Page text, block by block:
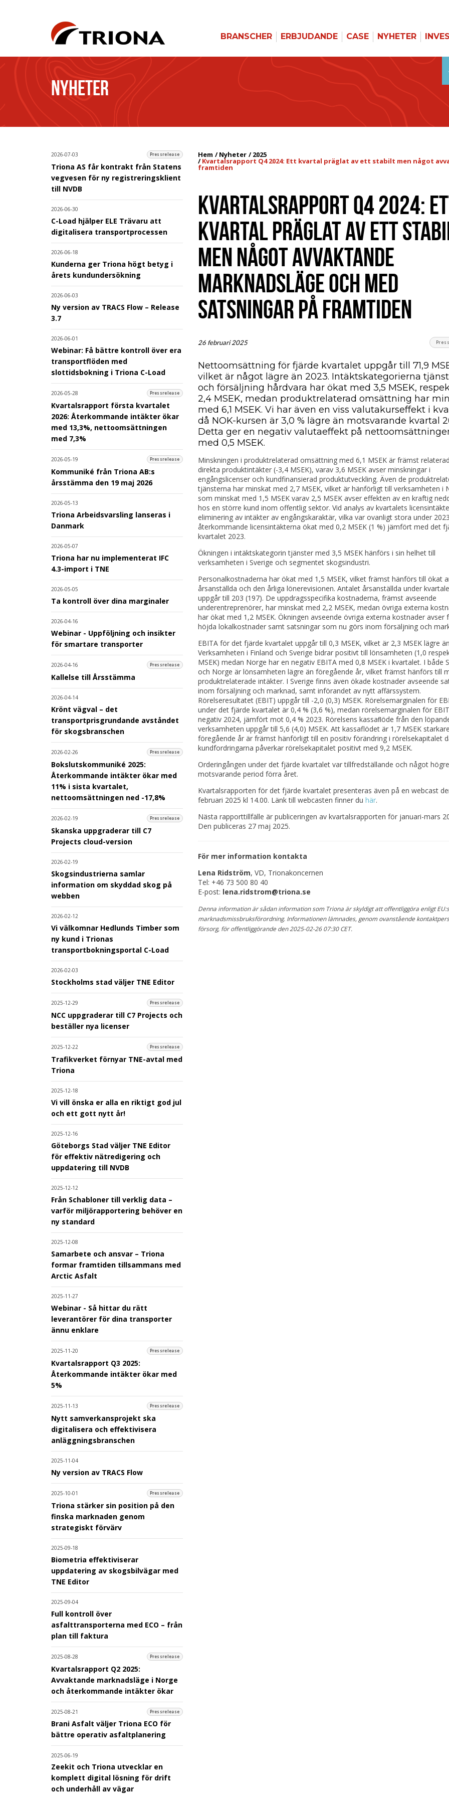
BRANSCHER ERBJUDANDE CASE NYHETER
NYHETER
2026-07-03 Pressrelease
Triona AS får kontrakt från Statens
vegvesen för ny registreringsklient
till NVDB
2026-06-30
C-Load hjälper ELE Trävaru att
digitalisera transportprocessen
2026-06-18
Kunderna ger Triona högt betyg i
årets kundundersökning
2026-06-03
Ny version av TRACS Flow – Release
3.7
2026-06-01
Webinar: Få bättre kontroll över era
transportflöden med
slottidsbokning i Triona C-Load
2026-05-28 Pressrelease
Kvartalsrapport första kvartalet
2026: Återkommande intäkter ökar
med 13,3%, nettoomsättningen
med 7,3%
2026-05-19 Pressrelease
Kommuniké från Triona AB:s
årsstämma den 19 maj 2026
2026-05-13
Triona Arbeidsvarsling lanseras i
Danmark
2026-05-07
Triona har nu implementerat IFC
4.3-import i TNE
2026-05-05
Ta kontroll över dina marginaler
2026-04-16
Webinar - Uppföljning och insikter
för smartare transporter
2026-04-16 Pressrelease
Kallelse till Årsstämma
2026-04-14
Krönt vägval – det
transportprisgrundande avståndet
för skogsbranschen
2026-02-26 Pressrelease
Bokslutskommuniké 2025:
Återkommande intäkter ökar med
11% i sista kvartalet,
nettoomsättningen ned -17,8%
2026-02-19 Pressrelease
Skanska uppgraderar till C7
Projects cloud-version
2026-02-19
Skogsindustrierna samlar
information om skyddad skog på
webben
2026-02-12
Vi välkomnar Hedlunds Timber som
ny kund i Trionas
transportbokningsportal C-Load
2026-02-03
Stockholms stad väljer TNE Editor
2025-12-29 Pressrelease
NCC uppgraderar till C7 Projects och
beställer nya licenser
2025-12-22 Pressrelease
Trafikverket förnyar TNE-avtal med
Triona
2025-12-18
Vi vill önska er alla en riktigt god jul
och ett gott nytt år!
2025-12-16
Göteborgs Stad väljer TNE Editor
för effektiv nätredigering och
uppdatering till NVDB
2025-12-12
Från Schabloner till verklig data –
varför miljörapportering behöver en
ny standard
2025-12-08
Samarbete och ansvar – Triona
formar framtiden tillsammans med
Arctic Asfalt
2025-11-27
Webinar - Så hittar du rätt
leverantörer för dina transporter
ännu enklare
2025-11-20 Pressrelease
Kvartalsrapport Q3 2025:
Återkommande intäkter ökar med
5%
2025-11-13 Pressrelease
Nytt samverkansprojekt ska
digitalisera och effektivisera
anläggningsbranschen
2025-11-04
Ny version av TRACS Flow
2025-10-01 Pressrelease
Triona stärker sin position på den
finska marknaden genom
strategiskt förvärv
2025-09-18
Biometria effektiviserar
uppdatering av skogsbilvägar med
TNE Editor
2025-09-04
Full kontroll över
asfalttransporterna med ECO – från
plan till faktura
2025-08-28 Pressrelease
Kvartalsrapport Q2 2025:
Avvaktande marknadsläge i Norge
och återkommande intäkter ökar
2025-08-21 Pressrelease
Brani Asfalt väljer Triona ECO för
bättre operativ asfaltplanering
2025-06-19
Zeekit och Triona utvecklar en
komplett digital lösning för drift
och underhåll av vägar
Hem Nyheter 2025
Kvartalsrapport Q4 2024: Ett kvartal präglat av ett stabilt men något
framtiden
KVARTALSRAPPORT Q4 2024:
KVARTAL PRÄGLAT AV ETT
MEN NÅGOT AVVAKTANDE
MARKNADSLÄGE OCH MED
SATSNINGAR PÅ FRAMTIDEN
26 februari 2025
Nettoomsättning för fjärde kvartalet uppgår till 71,9
vilket är något lägre än 2023. Intäktskategorierna
och försäljning hårdvara har ökat med 3,5 MSEK,
2,4 MSEK, medan produktrelaterad omsättning har
med 6,1 MSEK. Vi har även en viss valutakurseffekt i
då NOK-kursen är 3,0 % lägre än motsvarande kvartal
Detta ger en negativ valutaeffekt på
med 0,5 MSEK.
Minskningen i produktrelaterad omsättning med 6,1 MSEK är främst
direkta produktintäkter (-3,4 MSEK), varav 3,6 MSEK avser minskningar i
engångslicenser och kundfinansierad produktutveckling. Även de
tjänsterna har minskat med 2,7 MSEK, vilket är hänförligt till verksamheten i
som minskat med 1,5 MSEK varav 2,5 MSEK avser effekten av en kraftig
hos en större kund inom offentlig sektor. Vid analys av kvartalets
eliminering av intäkter av engångskaraktär, vilka var ovanligt stora under
återkommande licensintäkterna ökat med 0,2 MSEK (1 %) jämfört med det
kvartalet 2023.
Ökningen i intäktskategorin tjänster med 3,5 MSEK hänförs i sin helhet till
verksamheten i Sverige och segmentet skogsindustri.
Personalkostnaderna har ökat med 1,5 MSEK, vilket främst hänförs till ökat
årsanställda och den årliga lönerevisionen. Antalet årsanställda under
uppgår till 203 (197). De uppdragsspecifika kostnaderna, främst avseende
underentreprenörer, har minskat med 2,2 MSEK, medan övriga externa
har ökat med 1,2 MSEK. Ökningen avseende övriga externa kostnader avser
höjda lokalkostnader samt satsningar som nu görs inom försäljning och
EBITA för det fjärde kvartalet uppgår till 0,3 MSEK, vilket är 2,3 MSEK lägre
Verksamheten i Finland och Sverige bidrar positivt till lönsamheten (1,0
MSEK) medan Norge har en negativ EBITA med 0,8 MSEK i kvartalet. I både
och Norge är lönsamheten lägre än föregående år, vilket främst hänförs till
produktrelaterade intäkter. I Sverige finns även ökade kostnader avseende
inom försäljning och marknad, samt införandet av nytt affärssystem.
Rörelseresultatet (EBIT) uppgår till -2,0 (0,3) MSEK. Rörelsemarginalen för
under det fjärde kvartalet är 0,4 % (3,6 %), medan rörelsemarginalen för
negativ 2024, jämfört mot 0,4 % 2023. Rörelsens kassaﬂöde från den
verksamheten uppgår till 5,6 (4,0) MSEK. Att kassaflödet är 1,7 MSEK
föregående år är främst hänförligt till en positiv förändring i rörelsekapitalet
kundfordringarna påverkar rörelsekapitalet positivt med 9,2 MSEK.
Orderingången under det fjärde kvartalet var tillfredställande och något
motsvarande period förra året.
Kvartalsrapporten för det fjärde kvartalet presenteras även på en webcast
februari 2025 kl 14.00. Länk till webcasten finner du här.
Nästa rapporttillfälle är publiceringen av kvartalsrapporten för januari-mars
Den publiceras 27 maj 2025.
För mer information kontakta
Lena Ridström, VD, Trionakoncernen
Tel: +46 73 500 80 40
E-post: lena.ridstrom@triona.se
Denna information är sådan information som Triona är skyldigt att offentliggöra enligt EU:s
marknadsmissbruksförordning. Informationen lämnades, genom ovanstående
försorg, för offentliggörande den 2025-02-26 07:30 CET.